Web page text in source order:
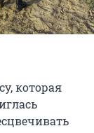
которая